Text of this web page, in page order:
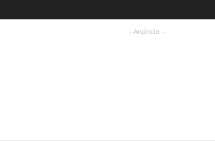
- Anúncio -